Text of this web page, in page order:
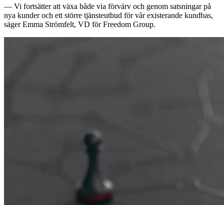
— Vi fortsätter att växa både via förvärv och genom satsningar på
nya kunder och ett större tjänsteutbud för vår existerande kundbas,
säger Emma Strömfelt, VD för Freedom Group.